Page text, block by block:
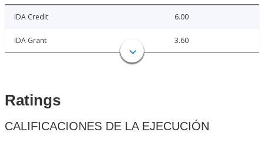
IDA Credit 6.00
IDA Grant 3.60
Ratings
CALIFICACIONES DE LA EJECUCIÓN